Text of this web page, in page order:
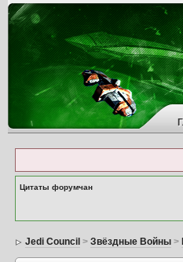
Цитаты форумчан
Jedi Council >Звёздные Войны >